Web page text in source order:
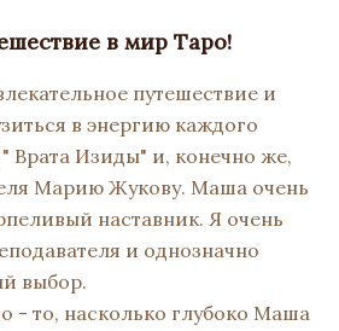
в мир Таро!
путешествие и
в энергию каждого
Врата Изиды" и, конечно же,
Марию Жукову. Маша очень
наставник. Я очень
и однозначно
выбор.
- то, насколько глубоко Маша